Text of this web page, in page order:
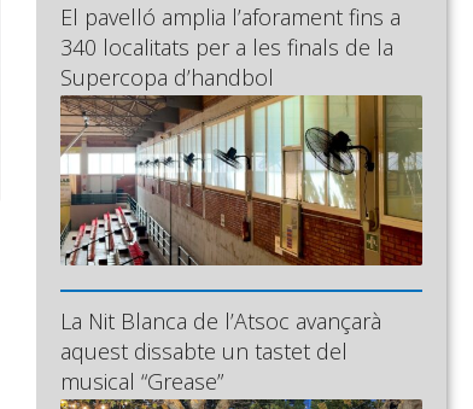
El pavelló amplia l’aforament fins a
340 localitats per a les finals de la
Supercopa d’handbol
La Nit Blanca de l’Atsoc avançarà
aquest dissabte un tastet del
musical “Grease”